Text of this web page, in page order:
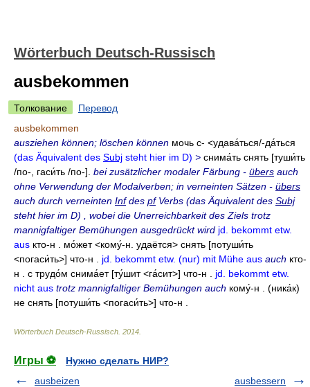
Wörterbuch Deutsch-Russisch
ausbekommen
Толкование
Перевод
ausbekommen
ausziehen können; löschen können мочь с- <удава́ться/-да́ться
(das Äquivalent des Subj steht hier im D) > снима́ть снять [туши́ть
/по-, гаси́ть /по-]. bei zusätzlicher modaler Färbung - übers auch
ohne Verwendung der Modalverben; in verneinten Sätzen - übers
auch durch verneinten Infdes pfVerbs (das Äquivalent des Subj
steht hier im D)
, wobei die Unerreichbarkeit des Ziels trotz
mannigfaltiger Bemühungen ausgedrückt wird jd. bekommt etw.
aus кто-н мо́жет<кому́-н. удаётся> снять [потуши́ть
<погаси́ть>] что-н jd. bekommt etw. (nur) mit Mühe aus auch кто-
н
с трудо́м снима́ет[ту́шит <га́сит>] что-н
jd. bekommt etw.
nicht aus trotz mannigfaltiger Bemühungen auch кому́-н . (ника́к)
не снять [потуши́ть <погаси́ть>] что-н
Wörterbuch Deutsch-Russisch 2014
Игры ⚽
Нужно сделать НИР?
ausbeizen
ausbessern